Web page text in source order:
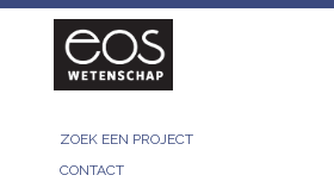
ZOEK EEN PROJECT
CONTACT